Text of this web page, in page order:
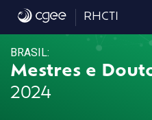
7.2 Remuneração
RHCTI
BRASIL:
Mestres e
2024